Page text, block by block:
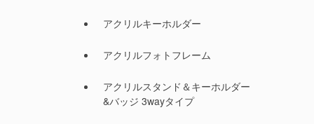
アクリルキーホルダー
アクリルフォトフレーム
アクリルスタンド＆キーホルダー
&バッジ 3wayタイプ